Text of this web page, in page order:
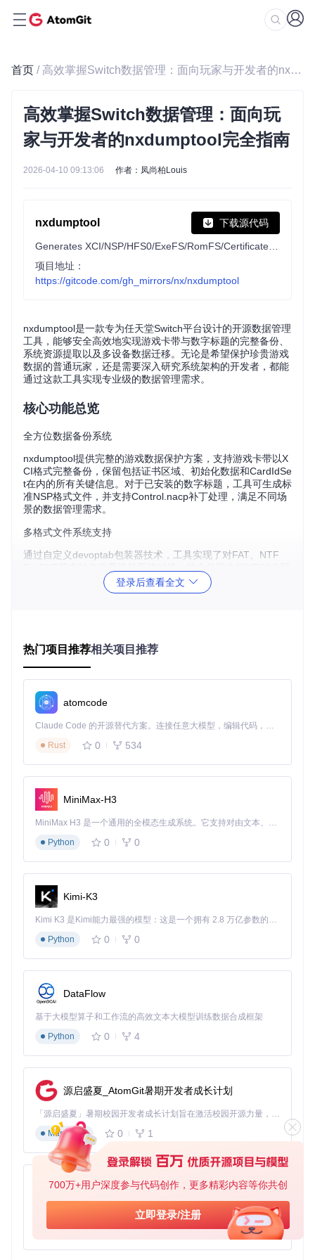
700万+用户深度参与代码创作，更多精彩内容等你共创
立即登录/注册
首页 / 高效掌握Switch数据管理：面向玩家与开发者的nxdumptool完全指南
高效掌握Switch数据管理：面向玩
家与开发者的nxdumptool完全指南
2026-04-10 09:13:06 作者：凤尚柏Louis
nxdumptool 下载源代码
项目地址：
https://gitcode.com/gh_mirrors/nx/nxdumptool
nxdumptool是一款专为任天堂Switch平台设计的开源数据管理
工具，能够安全高效地实现游戏卡带与数字标题的完整备份、
系统资源提取以及多设备数据迁移。无论是希望保护珍贵游戏
数据的普通玩家，还是需要深入研究系统架构的开发者，都能
通过这款工具实现专业级的数据管理需求。
核心功能总览
全方位数据备份系统
nxdumptool提供完整的游戏数据保护方案，支持游戏卡带以X
CI格式完整备份，保留包括证书区域、初始化数据和CardIdSe
t在内的所有关键信息。对于已安装的数字标题，工具可生成标
准NSP格式文件，并支持Control.nacp补丁处理，满足不同场
景的数据管理需求。
多格式文件系统支持
通过自定义devoptab包装器技术，工具实现了对FAT、NTF
解析器（source/core/hfs.c）和ExeFS处理模块（source/cor
e/nca.c）确保了对Switch专用文件系统的深度支持，为数据读
基于libusbhsfs库开发的USB通信模块（source/core/usb.c）
骤，大幅提升了数据迁移的效率和安全性。
图：nxdumptool工具标识，融合Switch游戏卡带元素与工具名
场景化应用指南
游戏卡带备份全流程
准备阶段
：确保Switch设备已进入大气层环境，插入需要备份
的游戏卡带，启动nxdumptool应用。通过主界面的"游戏卡
带"选项进入备份功能区，工具会自动识别卡带信息并显示标
完整备份），设置存储路径（可选择USB设备或SD卡），并
根据需要启用校验和验证功能。高级用户可配置分块大小和加
密选项，优化备份性能。
执行阶段：确认设置后点击"开始备份"，工具将显示实时进度
数字标题管理方案
具会列出所有可备份的内容，包括游戏本体、更新数据和DL
筛选阶段 ：使用内置搜索功能定位特定标题，通过勾选选择需
要备份的内容。支持批量操作，可同时处理多个标题。对于大
型游戏，可选择仅备份关键数据以节省存储空间。
导出阶段：选择NSP格式作为输出类型，设置拆分选项（超过
4GB文件自动拆分），然后启动导出流程。工具会处理加密数
据并生成标准NSP文件，可直接用于其他Switch设备的安装。
系统资源提取方法
：进入"系统标题"模式，工具会列出所有系统组件，
包括qlaunch、共享字体等关键资源。这些内容通常无法通过
常规方式访问，是系统研究的重要素材。
登录后查看全文
热门项目推荐相关项目推荐
atomcode
Claude Code 的开源替代方案。连接任意大模型，编辑代码，运行命令，自动验证 — 全自动执行。用 Rust 构建，极致性能。 ｜ An open-source alternative to Claude Code. Connect any LLM, edit code, run commands, and verify changes — autonomously. Built in Rust for speed. Get Started
Rust
0 534
MiniMax-H3
MiniMax H3 是一个通用的全模态生成系统。它支持对由文本、图像、视频和音频组成的多模态上下文进行统一理解，并能生成分辨率高达 2K、时长可达 15 秒的带原生立体声音频的视频。得益于面向任务泛化的系统设计，H3 在预训练阶段就已具备广泛的多模态上下文理解与生成能力，能够出色地执行复杂的多模态指令。
Python
0 0
Kimi-K3
Kimi K3 是Kimi能力最强的模型：这是一个拥有 2.8 万亿参数的混合专家（MoE）模型，具备原生视觉理解能力，并支持 100 万 token 的上下文窗口。
Python
0 0
DataFlow
基于大模型算子和工作流的高效文本大模型训练数据合成框架
Python
0 4
源启盛夏_AtomGit暑期开发者成长计划
「源启盛夏」暑期校园开发者成长计划旨在激活校园开源力量，通过积分激励、认证扶持、资源倾斜等形式，引导高校组织和开发者完成「入驻 — 建项目 — 做贡献 — 获认证 — 得资源」的完整闭环。无论你是想带领社团入驻平台的组织者，还是希望用代码贡献证明自己的开发者，都能在这里找到属于你的成长路径。
Markdown
0 1
py-xiaozhi
基于Python的Xiaozhi AI，适用于想要完整Xiaozhi体验而无需拥有专用硬件的用户。
Python
0 1